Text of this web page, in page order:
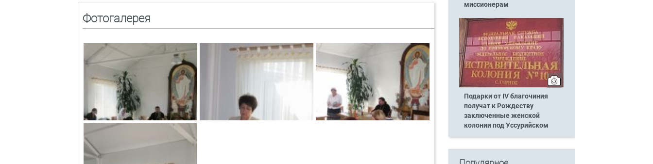
Фотогалерея
миссионерам
Подарки от IV благочиния
получат к Рождеству
заключенные женской
колонии под Уссурийском